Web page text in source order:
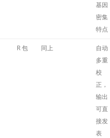
基因
密集
特点
R 包 同上
自动
多重
校
正，
输出
可直
接发
表